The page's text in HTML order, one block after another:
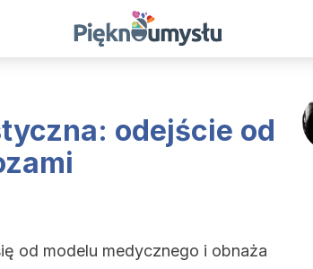
odejście od
od modelu medycznego i obnaża